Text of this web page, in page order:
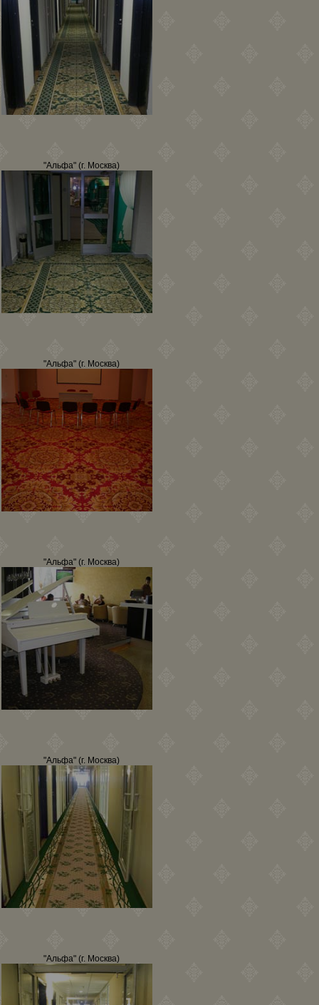
"Альфа" (г. Москва)
"Альфа" (г. Москва)
"Альфа" (г. Москва)
"Альфа" (г. Москва)
"Альфа" (г. Москва)